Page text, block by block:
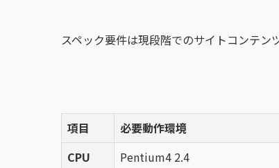
スペック要件は現段階でのサイトコンテン
項目 必要動作環境
CPU
Pentium4 2.4